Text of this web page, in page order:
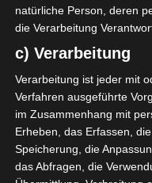
Avenir Sportif de
e de Tunis (EST)
Olympique de Béjà
natürliche Person, deren
die Verarbeitung
c) Verarbeitung
Verarbeitung ist jeder mit
Verfahren ausgeführte
im Zusammenhang mit
Erheben, das Erfassen,
Speicherung, die
das Abfragen, die